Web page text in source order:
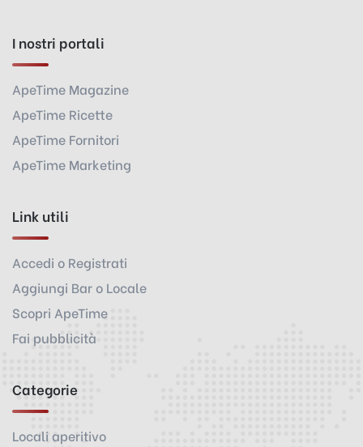
I nostri portali
ApeTime Magazine
ApeTime Ricette
ApeTime Fornitori
ApeTime Marketing
Link utili
Accedi o Registrati
Aggiungi Bar o Locale
Scopri ApeTime
Fai pubblicità
Categorie
Locali aperitivo